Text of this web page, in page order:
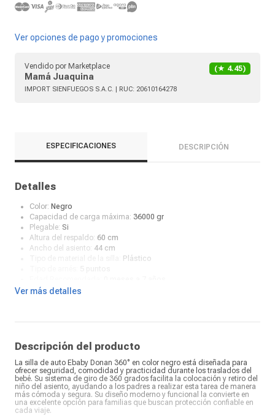
Ver opciones de pago y promociones
Vendido por Marketplace
Mamá Juaquina
(★ 4.45)
IMPORT SIENFUEGOS S.A.C. | RUC: 20610164278
ESPECIFICACIONES DESCRIPCIÓN
Detalles
Color: Negro
Capacidad de carga máxima: 36000 gr
Plegable: Si
Altura del respaldo: 60 cm
Ancho del asiento: 44 cm
Plástico
Acolchado:Si
Almohadillas:Cuenta con protección lateral
Inclinación:
Lavable: Si
Ver más detalles
Descripción del producto
La silla de auto Ebaby Donan 360° en color negro está diseñada para
ofrecer seguridad, comodidad y practicidad durante los traslados del
bebé. Su sistema de giro de 360 grados facilita la colocación y retiro del
niño del asiento, ayudando a los padres a realizar esta tarea de manera
más cómoda y segura. Su diseño moderno y funcional la convierte en
una excelente opción para familias que buscan protección confiable en
cada viaje.